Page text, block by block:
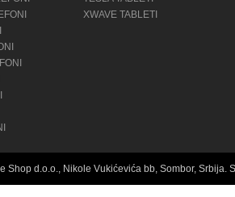
XWAVE TABLETI
Shop d.o.o., Nikole Vukićevića bb, Sombor, Srbija.